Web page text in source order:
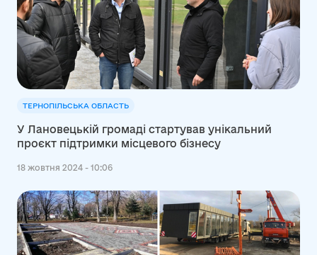
ТЕРНОПІЛЬСЬКА ОБЛАСТЬ
У Лановецькій громаді стартував унікальний
проєкт підтримки місцевого бізнесу
18 жовтня 2024 - 10:06